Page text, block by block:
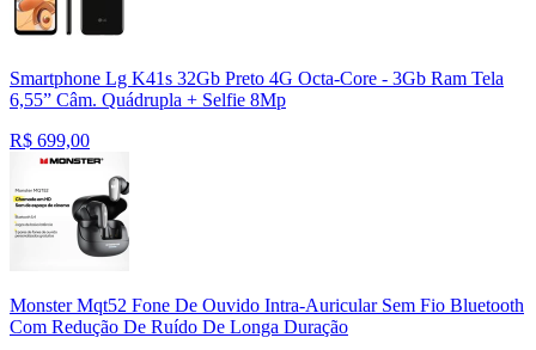
Smartphone Lg K41s 32Gb Preto 4G Octa-Core - 3Gb Ram Tela
6,55” Câm. Quádrupla + Selfie 8Mp
R$ 699,00
Monster Mqt52 Fone De Ouvido Intra-Auricular Sem Fio Bluetooth
Com Redução De Ruído De Longa Duração